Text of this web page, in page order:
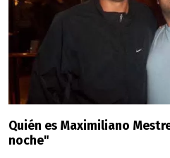
Quién es Maximiliano
noche"